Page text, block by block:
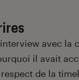
avec la
il avait
de la